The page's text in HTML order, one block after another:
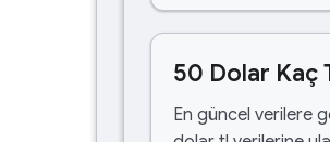
50 Dolar Kaç
En güncel verilere